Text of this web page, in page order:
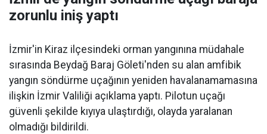
zorunlu iniş yaptı
İzmir'in Kiraz ilçesindeki orman yangınına müdahale
sırasında Beydağ Baraj Göleti'nden su alan amfibik
yangın söndürme uçağının yeniden havalanamamasına
ilişkin İzmir Valiliği açıklama yaptı. Pilotun uçağı
güvenli şekilde kıyıya ulaştırdığı, olayda yaralanan
olmadığı bildirildi.